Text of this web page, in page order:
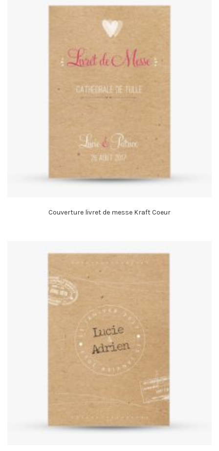
Couverture livret de messe Kraft Coeur